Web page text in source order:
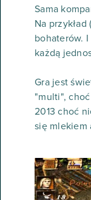
Sama
Na
bohaterów.
każdą
Gra jest
"multi",
2013 choć
się mlekiem